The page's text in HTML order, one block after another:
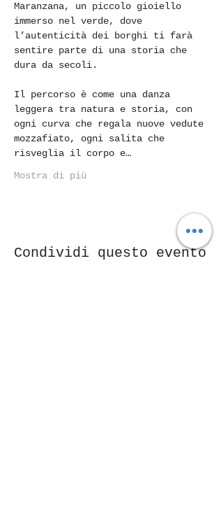
Maranzana, un piccolo gioiello
immerso nel verde, dove
l’autenticità dei borghi ti farà
sentire parte di una storia che
dura da secoli.
Il percorso è come una danza
leggera tra natura e storia, con
ogni curva che regala nuove vedute
mozzafiato, ogni salita che
risveglia il corpo e…
Mostra di più
Condividi questo evento